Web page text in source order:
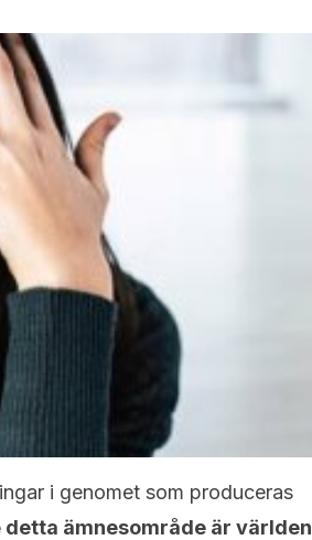
i genomet som produceras
detta ämnesområde är världen